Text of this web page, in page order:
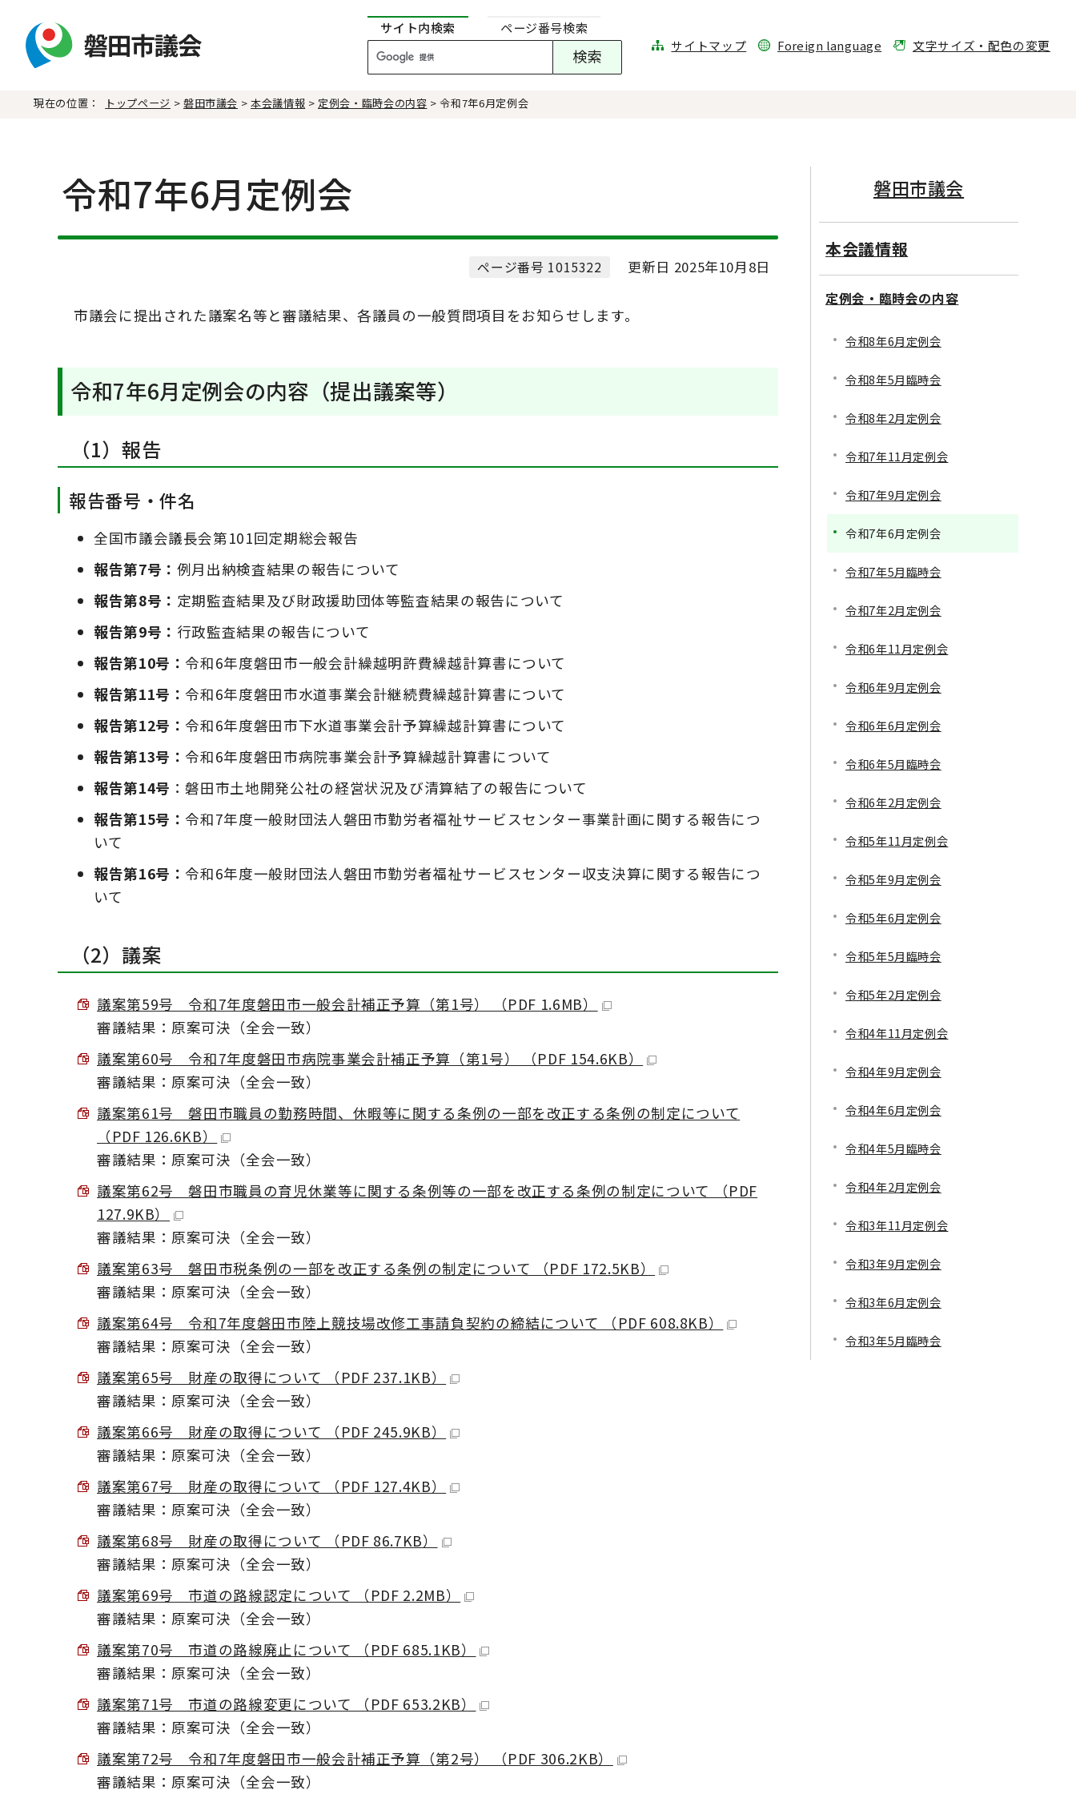
サイト内検索
ページ番号検索
サイトマップ
Foreign language 文字サイズ・配色の変更
現在の位置： トップページ > 磐田市議会 >本会議情報 > 定例会・臨時会の内容 > 令和7年6月定例会
令和7年6月定例会
ページ番号 1015322 更新日 2025年10月8日
市議会に提出された議案名等と審議結果、各議員の一般質問項目をお知らせします。
令和7年6月定例会の内容（提出議案等）
（1）報告
報告番号・件名
全国市議会議長会第101回定期総会報告
報告第7号： 例月出納検査結果の報告について
報告第8号： 定期監査結果及び財政援助団体等監査結果の報告について
報告第9号： 行政監査結果の報告について
報告第10号：令和6年度磐田市一般会計繰越明許費繰越計算書について
報告第11号：令和6年度磐田市水道事業会計継続費繰越計算書について
報告第12号：令和6年度磐田市下水道事業会計予算繰越計算書について
報告第13号：令和6年度磐田市病院事業会計予算繰越計算書について
報告第14号 ：磐田市土地開発公社の経営状況及び清算結了の報告について
報告第15号：令和7年度一般財団法人磐田市勤労者福祉サービスセンター事業計画に関する報告につ
いて
報告第16号：令和6年度一般財団法人磐田市勤労者福祉サービスセンター収支決算に関する報告につ
いて
（2）議案
議案第59号 令和7年度磐田市一般会計補正予算（第1号） （PDF 1.6MB）
審議結果：原案可決（全会一致）
議案第60号 令和7年度磐田市病院事業会計補正予算（第1号） （PDF 154.6KB）
審議結果：原案可決（全会一致）
議案第61号 磐田市職員の勤務時間、休暇等に関する条例の一部を改正する条例の制定について
（PDF 126.6KB）
審議結果：原案可決（全会一致）
議案第62号 磐田市職員の育児休業等に関する条例等の一部を改正する条例の制定について （PDF
127.9KB）
審議結果：原案可決（全会一致）
議案第63号 磐田市税条例の一部を改正する条例の制定について （PDF 172.5KB）
審議結果：原案可決（全会一致）
議案第64号 令和7年度磐田市陸上競技場改修工事請負契約の締結について （PDF 608.8KB）
審議結果：原案可決（全会一致）
議案第65号 財産の取得について （PDF 237.1KB）
審議結果：原案可決（全会一致）
議案第66号 財産の取得について （PDF 245.9KB）
審議結果：原案可決（全会一致）
議案第67号 財産の取得について （PDF 127.4KB）
審議結果：原案可決（全会一致）
議案第68号 財産の取得について （PDF 86.7KB）
審議結果：原案可決（全会一致）
議案第69号 市道の路線認定について （PDF 2.2MB）
審議結果：原案可決（全会一致）
議案第70号 市道の路線廃止について （PDF 685.1KB）
審議結果：原案可決（全会一致）
議案第71号 市道の路線変更について （PDF 653.2KB）
審議結果：原案可決（全会一致）
議案第72号 令和7年度磐田市一般会計補正予算（第2号） （PDF 306.2KB）
審議結果：原案可決（全会一致）
磐田市議会
本会議情報
定例会・臨時会の内容
令和8年6月定例会
令和8年5月臨時会
令和8年2月定例会
令和7年11月定例会
令和7年9月定例会
令和7年6月定例会
令和7年5月臨時会
令和7年2月定例会
令和6年11月定例会
令和6年9月定例会
令和6年6月定例会
令和6年5月臨時会
令和6年2月定例会
令和5年11月定例会
令和5年9月定例会
令和5年6月定例会
令和5年5月臨時会
令和5年2月定例会
令和4年11月定例会
令和4年9月定例会
令和4年6月定例会
令和4年5月臨時会
令和4年2月定例会
令和3年11月定例会
令和3年9月定例会
令和3年6月定例会
令和3年5月臨時会